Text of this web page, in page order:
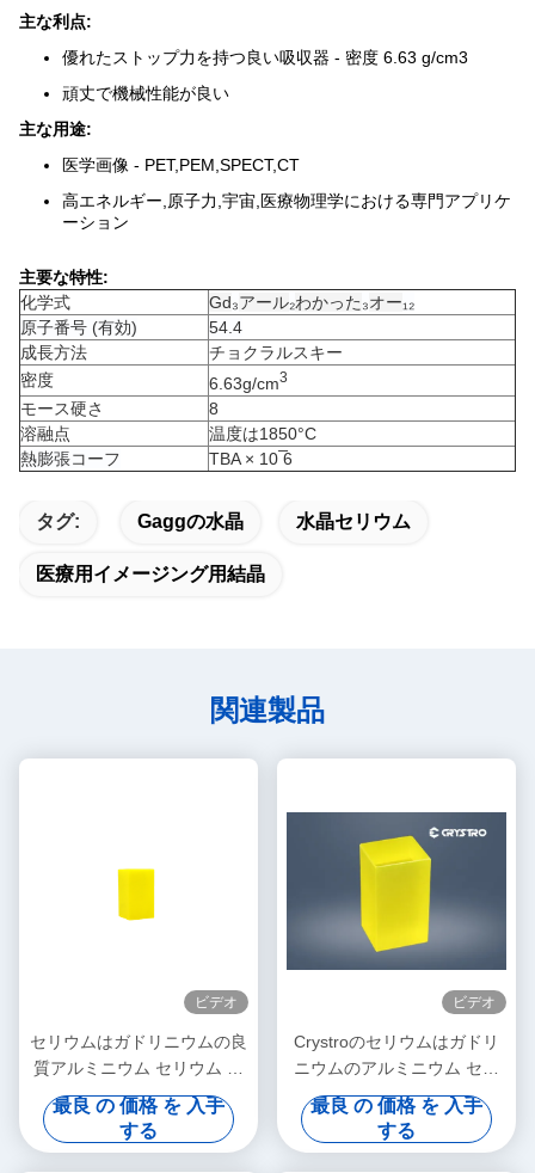
主な利点:
優れたストップ力を持つ良い吸収器 - 密度 6.63 g/cm3
頑丈で機械性能が良い
主な用途:
医学画像 - PET,PEM,SPECT,CT
高エネルギー,原子力,宇宙,医療物理学における専門アプリケ
ーション
主要な特性:
化学式
Gd₃アール₂わかった₃オー₁₂
原子番号 (有効)
54.4
成長方法
チョクラルスキー
密度
6.63g/cm3
モース硬さ
8
溶融点
温度は1850°C
熱膨張コーフ
TBA × 10 ̅6
タグ: Gaggの水晶 水晶セリウム
医療用イメージング用結晶
関連製品
ビデオ
セリウムはガドリニウムの良
質アルミニウム セリウム ガ
リウム ガーネットGAGG水
晶を添加した
最良 の 価格 を 入手
する
ビデオ
Crystroのセリウムはガドリ
ニウムのアルミニウム セリ
ウム ガリウム ガーネット
GAGG単結晶を添加した
最良 の 価格 を 入手
する